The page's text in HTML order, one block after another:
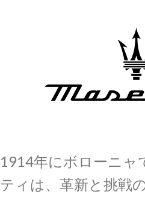
1914年にボローニャ
ティは、革新と挑戦